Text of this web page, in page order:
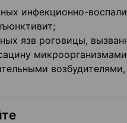
инфекционно-
язв роговицы,